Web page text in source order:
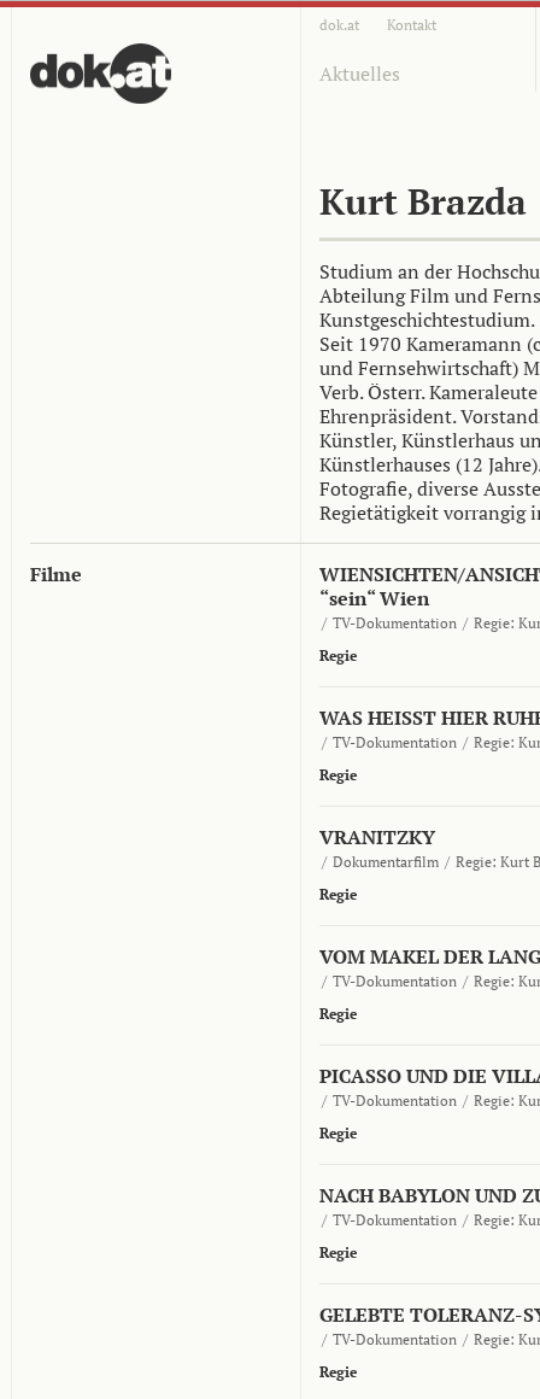
dok.at Kontakt
Aktuelles
Kurt Brazda
Studium an der
Abteilung Film und
Seit 1970 Kameramann
und Fernsehwirtschaft)
Verb. Österr.
Ehrenpräsident.
Künstler, Künstlerhaus
Künstlerhauses (12
Fotografie, diverse
Regietätigkeit vorrangig
Filme
WIENSICHTEN/
“sein“ Wien
/ TV-Dokumentation / Regie:
Regie
WAS HEISST HIER
/ TV-Dokumentation / Regie:
Regie
VRANITZKY
/ Dokumentarfilm / Regie: Kurt
Regie
VOM MAKEL DER
/ TV-Dokumentation / Regie:
Regie
PICASSO UND DIE
/ TV-Dokumentation / Regie:
Regie
NACH BABYLON UND
/ TV-Dokumentation / Regie:
Regie
GELEBTE TOLERANZ-
/ TV-Dokumentation / Regie:
Regie